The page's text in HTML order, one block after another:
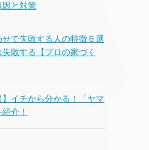
因と対策
せで失敗する人の特徴６選
敗する【プロの家づく
】イチから分かる！「ヤマ
介！